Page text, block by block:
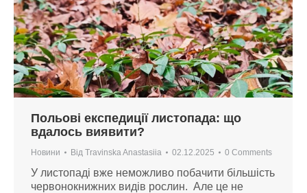
Польові експедиції листопада: що
вдалось виявити?
Новини Від Travinska Anastasiia 02.12.2025 0 Comments
У листопаді вже неможливо побачити більшість
червонокнижних видів рослин. Але це не